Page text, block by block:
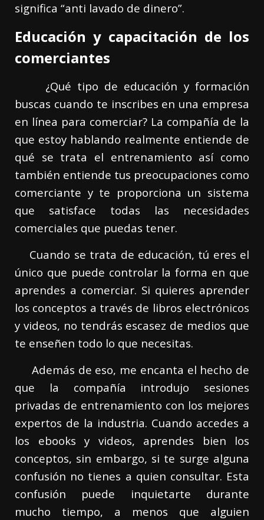
significa “anti lavado de dinero”.
Educación y capacitación de los
comerciantes
¿Qué tipo de educación y formación
buscas cuando te inscribes en una empresa
en línea para comerciar? La compañía de la
que estoy hablando realmente entiende de
qué se trata el entrenamiento así como
también entiende tus preocupaciones como
comerciante y te proporciona un sistema
que satisface todas las necesidades
comerciales que puedas tener.
Cuando se trata de educación, tú eres el
único que puede controlar la forma en que
aprendes a comerciar. Si quieres aprender
los conceptos a través de libros electrónicos
y videos, no tendrás escasez de medios que
te enseñen todo lo que necesitas.
Además de eso, me encanta el hecho de
que la compañía introdujo sesiones
privadas de entrenamiento con los mejores
expertos de la industria. Cuando accedes a
los ebooks y videos, aprendes bien los
conceptos, sin embargo, si te surge alguna
confusión no tienes a quien consultar. Esta
confusión puede inquietarte durante
mucho tiempo, a menos que alguien